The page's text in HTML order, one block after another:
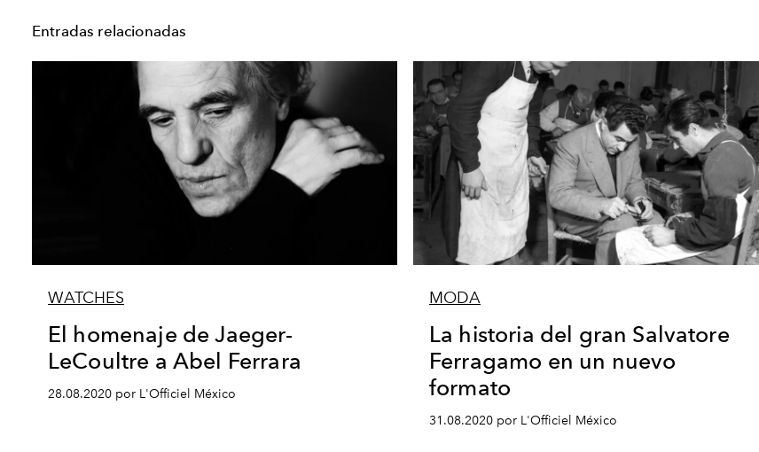
Entradas relacionadas
WATCHES
El homenaje de Jaeger-
LeCoultre a Abel Ferrara
28.08.2020 por L'Officiel México
MODA
La historia del gran Salvatore
Ferragamo en un nuevo
formato
31.08.2020 por L'Officiel México